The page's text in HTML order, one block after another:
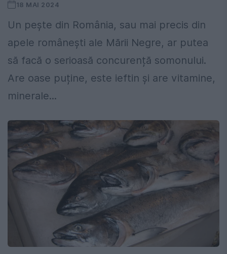
18 MAI 2024
Un pește din România, sau mai precis din
apele românești ale Mării Negre, ar putea
să facă o serioasă concurență somonului.
Are oase puține, este ieftin și are vitamine,
minerale...